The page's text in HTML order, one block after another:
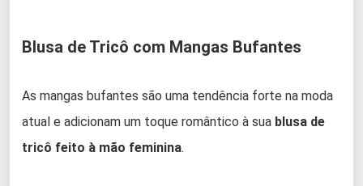
Blusa de Tricô com Mangas Bufantes
As mangas bufantes são uma tendência forte na moda
atual e adicionam um toque romântico à sua blusa de
tricô feito à mão feminina.